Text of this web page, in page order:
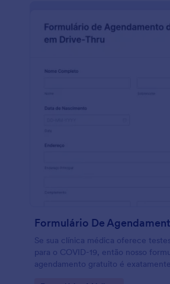
Se sua clínica médica oferece
para o COVID-19, então nosso
agendamento gratuito é